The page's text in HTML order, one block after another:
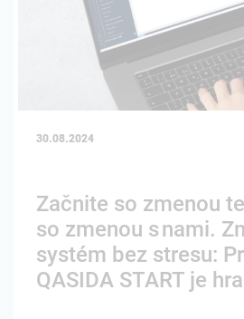
30.08.2024
Začnite so zmenou
so zmenou s nami.
systém bez stresu:
QASIDA START je